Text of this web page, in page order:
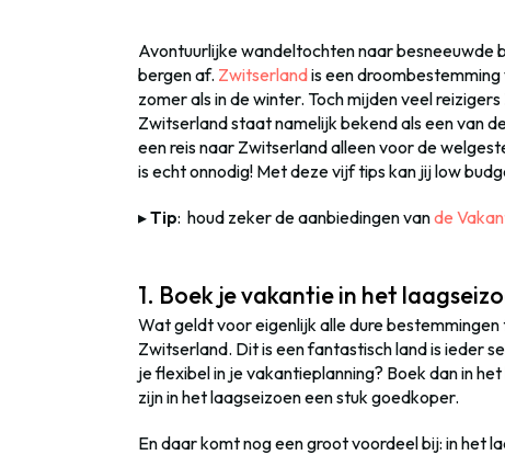
Avontuurlijke wandeltochten naar besneeuwde
bergen af. Zwitserlandis een
zomer als in de winter. Toch mijden veel
Zwitserland staat namelijk bekend als een van
een reis naar Zwitserland alleen voor de
is echt onnodig! Met deze vijf tips kan jij low
▸Tip: houd zeker de aanbiedingen vande
1. Boek je vakantie in het
Wat geldt voor eigenlijk alle dure
Zwitserland. Dit is een fantastisch land is ieder
je flexibel in je vakantieplanning? Boek dan in
zijn in het laagseizoen een stuk goedkoper.
En daar komt nog een groot voordeel bij: in het